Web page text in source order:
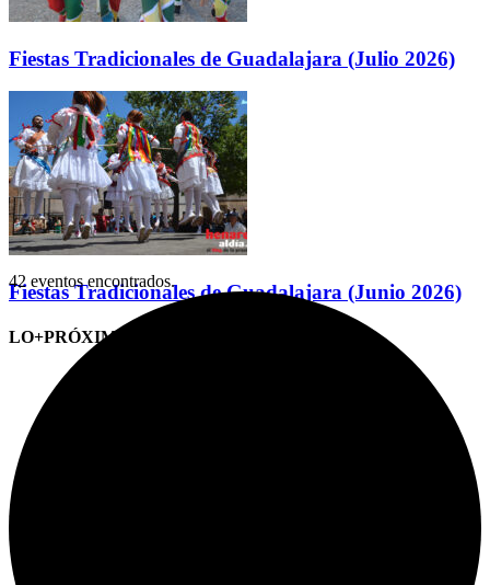
Fiestas Tradicionales de Guadalajara (Julio 2026)
Fiestas Tradicionales de Guadalajara (Junio 2026)
LO+PRÓXIMO (CITAS)
42 eventos encontrados.